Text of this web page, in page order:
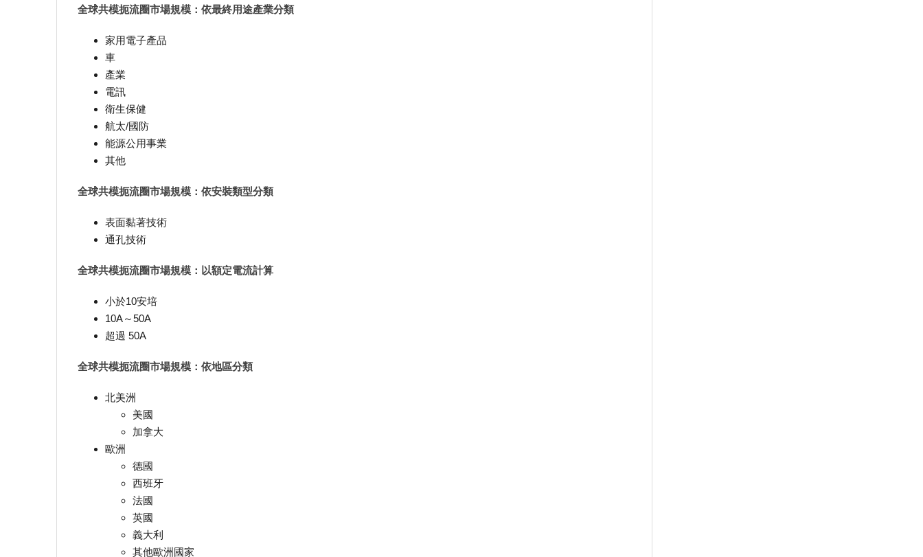
全球共模扼流圈市場規模：依最終用途產業分類
家用電子產品
車
產業
電訊
衛生保健
航太/國防
能源公用事業
其他
全球共模扼流圈市場規模：依安裝類型分類
表面黏著技術
通孔技術
全球共模扼流圈市場規模：以額定電流計算
小於10安培
10A～50A
超過 50A
全球共模扼流圈市場規模：依地區分類
北美洲
美國
加拿大
歐洲
德國
西班牙
法國
英國
義大利
其他歐洲國家